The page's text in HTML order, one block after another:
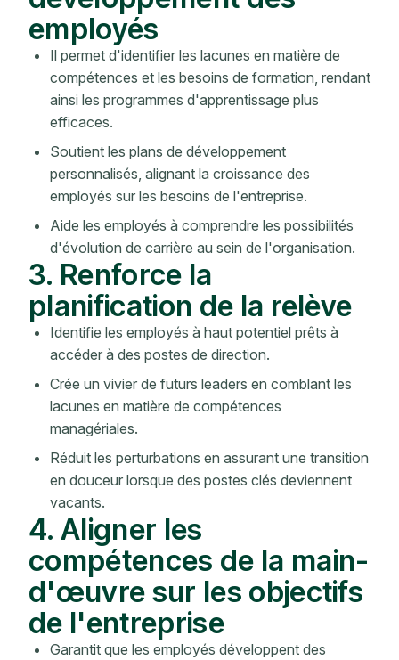
employés
Il permet d'identifier les lacunes en matière de
compétences et les besoins de formation, rendant
ainsi les programmes d'apprentissage plus
efficaces.
Soutient les plans de développement
personnalisés, alignant la croissance des
employés sur les besoins de l'entreprise.
Aide les employés à comprendre les possibilités
d'évolution de carrière au sein de l'organisation.
3. Renforce la
planification de la relève
Identifie les employés à haut potentiel prêts à
accéder à des postes de direction.
Crée un vivier de futurs leaders en comblant les
lacunes en matière de compétences
managériales.
Réduit les perturbations en assurant une transition
en douceur lorsque des postes clés deviennent
vacants.
4. Aligner les
compétences de la main-
d'œuvre sur les objectifs
de l'entreprise
Garantit que les employés développent des